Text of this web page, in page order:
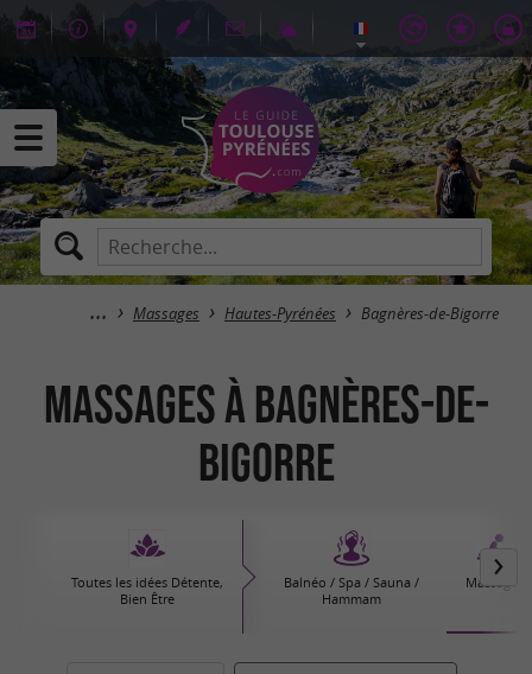
Massages Hautes-Pyrénées Bagnères-de-Bigorre
Massages à Bagnères-de-
Bigorre
Toutes les idées Détente,
Bien Être
Balnéo / Spa / Sauna /
Hammam
Massages